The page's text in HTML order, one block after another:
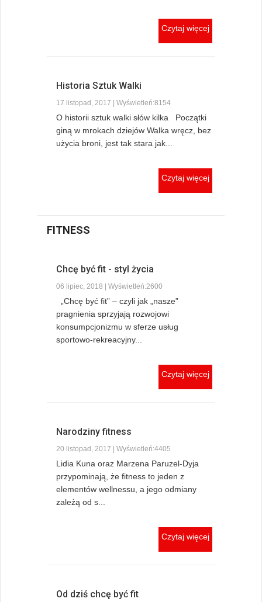
Czytaj więcej
Historia Sztuk Walki
17 listopad, 2017 | Wyświetleń:8154
O historii sztuk walki słów kilka Początki
giną w mrokach dziejów Walka wręcz, bez
użycia broni, jest tak stara jak...
Czytaj więcej
FITNESS
Chcę być fit - styl życia
06 lipiec, 2018 | Wyświetleń:2600
„Chcę być fit” – czyli jak „nasze”
pragnienia sprzyjają rozwojowi
konsumpcjonizmu w sferze usług
sportowo-rekreacyjny...
Czytaj więcej
Narodziny fitness
20 listopad, 2017 | Wyświetleń:4405
Lidia Kuna oraz Marzena Paruzel-Dyja
przypominają, że fitness to jeden z
elementów wellnessu, a jego odmiany
zależą od s...
Czytaj więcej
Od dziś chcę być fit